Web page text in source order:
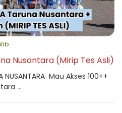
Nusantara (Mirip Tes Asli)
NUSANTARA Mau Akses 100++
...